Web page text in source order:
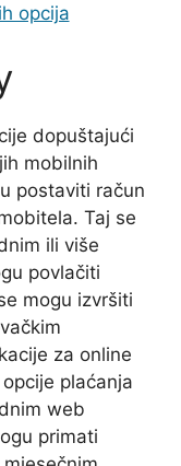
opcija
dopuštajući
mobilnih
postaviti račun
Taj se
ili više
povlačiti
mogu izvršiti
za online
plaćanja
web
primati